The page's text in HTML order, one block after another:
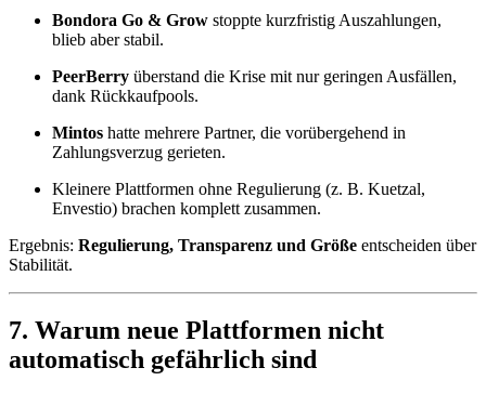
Bondora Go & Grow stoppte kurzfristig Auszahlungen,
blieb aber stabil.
PeerBerry überstand die Krise mit nur geringen Ausfällen,
dank Rückkaufpools.
Mintos hatte mehrere Partner, die vorübergehend in
Zahlungsverzug gerieten.
Kleinere Plattformen ohne Regulierung (z. B. Kuetzal,
Envestio) brachen komplett zusammen.
Ergebnis: Regulierung, Transparenz und Größe entscheiden über
Stabilität.
7. Warum neue Plattformen nicht
automatisch gefährlich sind